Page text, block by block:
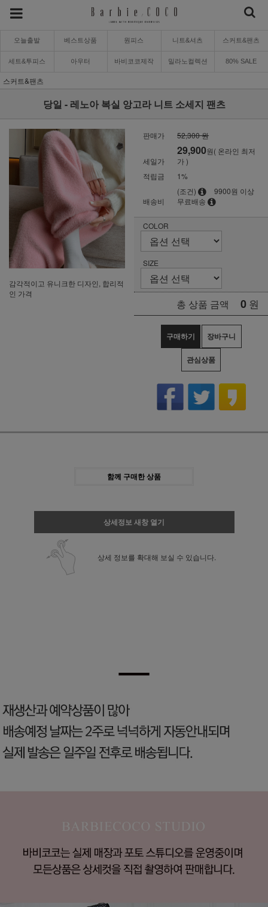
오늘출발 베스트상품 원피스 니트&셔츠 스커트&팬츠
세트&투피스 아우터 바비코코제작 밀라노컬렉션 80% SALE
스커트&팬츠
당일 - 레노아 복실 앙고라 니트 소세지 팬츠
감각적이고 유니크한 디자인, 합리적
인 가격
판매가 52,300 원
세일가
29,900원( 온라인 최저
가 )
적립금
1%
배송비
(조건)
9900원 이상
무료배송
COLOR
SIZE
총 상품 금액 0 원
구매하기 장바구니
관심상품
함께 구매한 상품
상세정보 새창 열기
상세 정보를 확대해 보실 수 있습니다.